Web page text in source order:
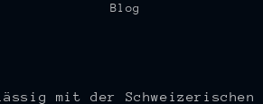
Blog
mit der Schweizerischen